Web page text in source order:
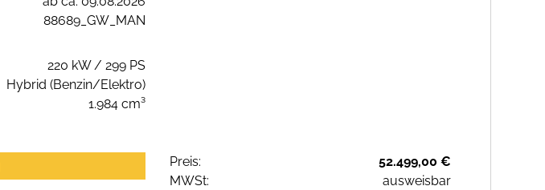
88689_GW_MAN
220 kW / 299 PS
Hybrid (Benzin/Elektro)
1.984 cm³
Preis:
52.499,00 €
MWSt:
ausweisbar